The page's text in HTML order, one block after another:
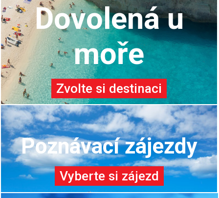
Dovolená u
moře
Zvolte si destinaci
Poznávací zájezdy
Vyberte si zájezd